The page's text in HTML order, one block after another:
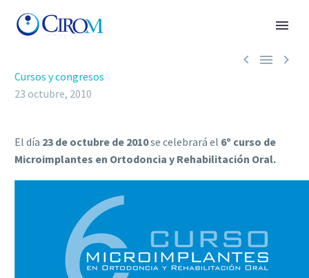
  
Cursos y congresos
23 octubre, 2010
El día 23 de octubre de 2010se celebrará el 6º curso de
Microimplantes en Ortodoncia y Rehabilitación Oral.